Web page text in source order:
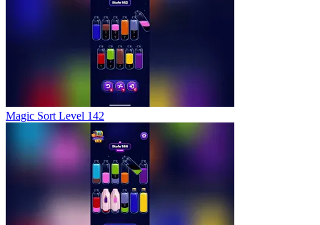
Magic Sort Level 142